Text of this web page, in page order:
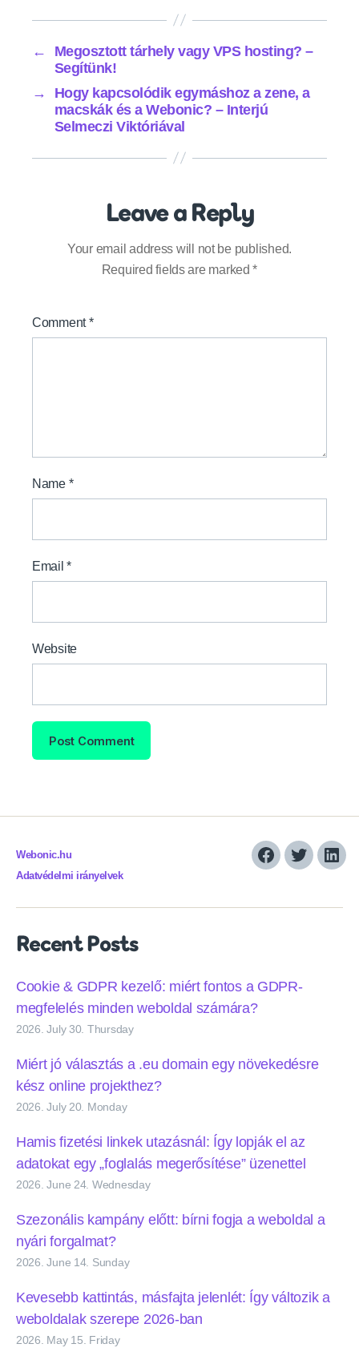
←
Megosztott tárhely vagy VPS hosting? –
Segítünk!
→
Hogy kapcsolódik egymáshoz a zene, a
macskák és a Webonic? – Interjú
Selmeczi Viktóriával
Leave a Reply
Your email address will not be published.
Required fields are marked*
Comment*
Name *
Email*
Website
Webonic.hu
Adatvédelmi irányelvek
Facebook
Twitter
Recent Posts
Cookie & GDPR kezelő: miért fontos a GDPR-
megfelelés minden weboldal számára?
2026. July 30. Thursday
Miért jó választás a .eu domain egy növekedésre
kész online projekthez?
2026. July 20. Monday
Hamis fizetési linkek utazásnál: Így lopják el az
adatokat egy „foglalás megerősítése” üzenettel
2026. June 24. Wednesday
Szezonális kampány előtt: bírni fogja a weboldal a
nyári forgalmat?
2026. June 14. Sunday
Kevesebb kattintás, másfajta jelenlét: Így változik a
weboldalak szerepe 2026-ban
2026. May 15. Friday